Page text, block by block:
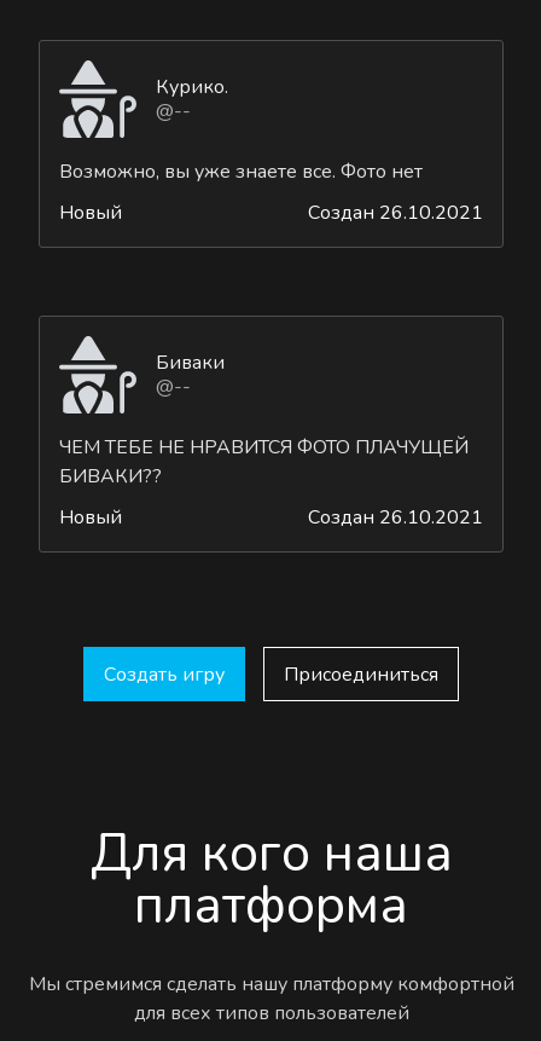
Курико.
@--
Возможно, вы уже знаете все. Фото нет
Новый
Создан 26.10.2021
Биваки
@--
ЧЕМ ТЕБЕ НЕ НРАВИТСЯ ФОТО ПЛАЧУЩЕЙ
БИВАКИ??
Новый
Создан 26.10.2021
Создать игру Присоединиться
Для кого наша
платформа
Мы стремимся сделать нашу платформу комфортной
для всех типов пользователей